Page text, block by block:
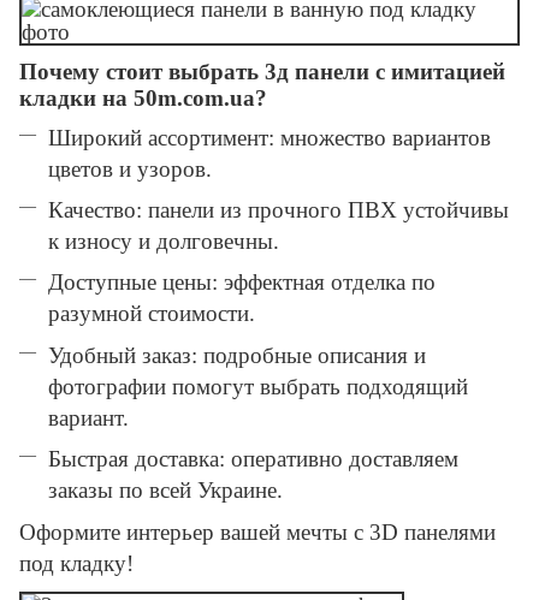
Почему стоит выбрать 3д панели с имитацией
кладки на 50m.com.ua?
Широкий ассортимент: множество вариантов
цветов и узоров.
Качество: панели из прочного ПВХ устойчивы
к износу и долговечны.
Доступные цены: эффектная отделка по
разумной стоимости.
Удобный заказ: подробные описания и
фотографии помогут выбрать подходящий
вариант.
Быстрая доставка: оперативно доставляем
заказы по всей Украине.
Оформите интерьер вашей мечты с 3D панелями
под кладку!